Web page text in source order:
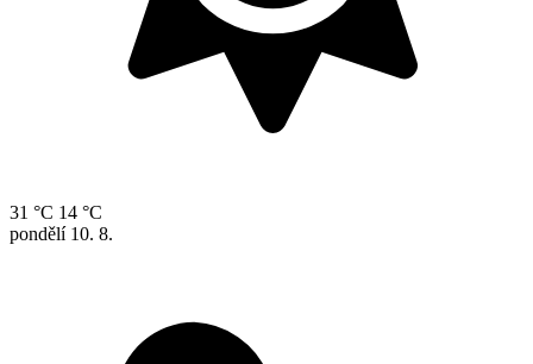
31 °C 14 °C
pondělí 10. 8.